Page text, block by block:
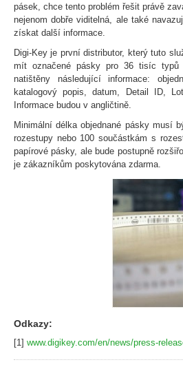
pásek, chce tento problém řešit právě
nejenom dobře viditelná, ale také
získat další informace.
Digi-Key je první distributor, který tuto
mít označené pásky pro 36 tisíc typů
natištěny následující informace:
katalogový popis, datum, Detail ID,
Informace budou v angličtině.
Minimální délka objednané pásky musí
rozestupy nebo 100 součástkám s
papírové pásky, ale bude postupně
je zákazníkům poskytována zdarma.
Odkazy:
[1] www.digikey.com/en/news/press-